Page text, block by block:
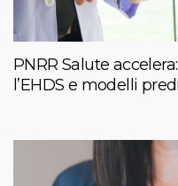
PNRR Salute
l’EHDS e modelli